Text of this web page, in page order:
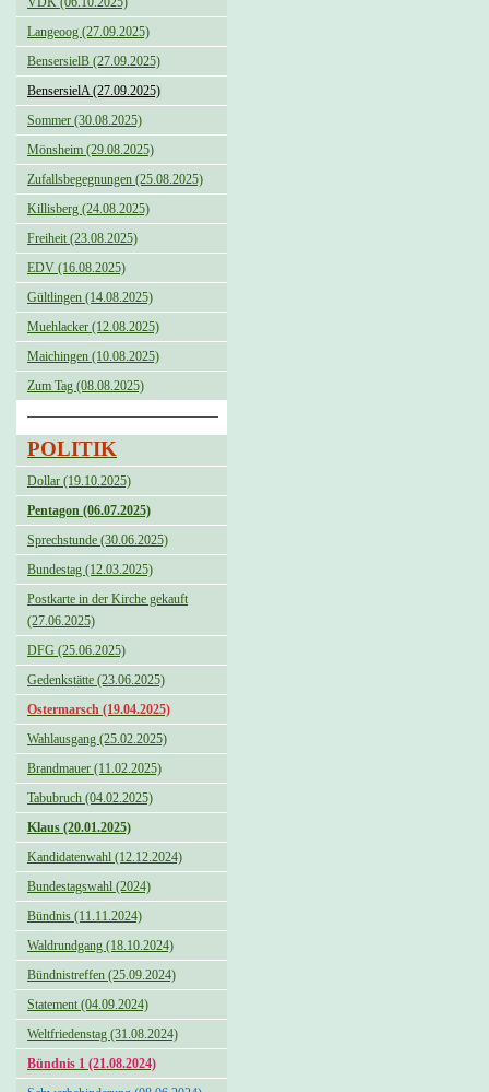
Langeoog (27.09.2025)
BensersielB (27.09.2025)
BensersielA (27.09.2025)
Sommer (30.08.2025)
Mönsheim (29.08.2025)
Zufallsbegegnungen (25.08.2025)
Killisberg (24.08.2025)
Freiheit (23.08.2025)
EDV (16.08.2025)
Gültlingen (14.08.2025)
Muehlacker (12.08.2025)
Maichingen (10.08.2025)
Zum Tag (08.08.2025)
POLITIK
Dollar (19.10.2025)
Pentagon (06.07.2025)
Sprechstunde (30.06.2025)
Bundestag (12.03.2025)
Postkarte in der Kirche gekauft
(27.06.2025)
DFG (25.06.2025)
Gedenkstätte (23.06.2025)
Ostermarsch (19.04.2025)
Wahlausgang (25.02.2025)
Brandmauer (11.02.2025)
Tabubruch (04.02.2025)
Klaus (20.01.2025)
Kandidatenwahl (12.12.2024)
Bundestagswahl (2024)
Bündnis (11.11.2024)
Waldrundgang (18.10.2024)
Bündnistreffen (25.09.2024)
Statement (04.09.2024)
Weltfriedenstag (31.08.2024)
Bündnis 1 (21.08.2024)